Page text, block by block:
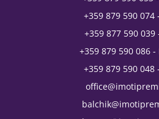
+359 879 590 074
+359 877 590
+359 879 590 086
+359 879 590